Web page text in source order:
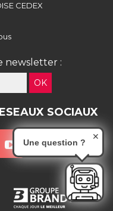
CEDEX
newsletter :
OK
SOCIAUX
Une question ?
✕